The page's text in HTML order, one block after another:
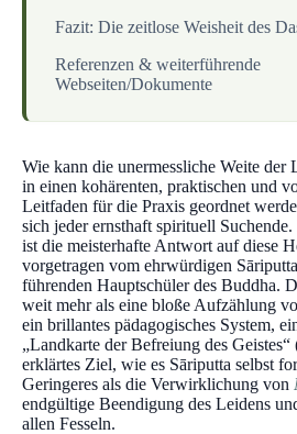
Fazit: Die zeitlose Weisheit des
Referenzen & weiterführende
Webseiten/Dokumente
Wie kann die unermessliche Weite der
in einen kohärenten, praktischen und
Leitfaden für die Praxis geordnet
sich jeder ernsthaft spirituell Suchende.
ist die meisterhafte Antwort auf diese
vorgetragen vom ehrwürdigen
führenden Hauptschüler des Buddha.
weit mehr als eine bloße Aufzählung
ein brillantes pädagogisches System,
„Landkarte der Befreiung des Geistes“
erklärtes Ziel, wie es Sāriputta selbst
Geringeres als die Verwirklichung von
endgültige Beendigung des Leidens
allen Fesseln.